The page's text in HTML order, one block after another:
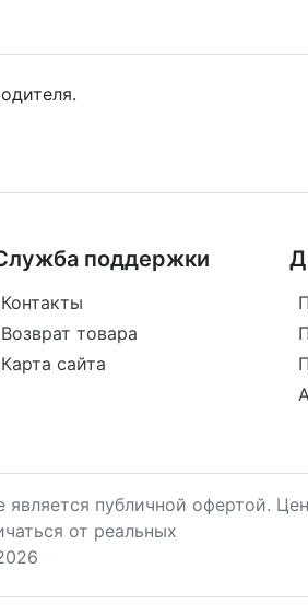
поддержки
Контакты
Возврат товара
Карта сайта
публичной офертой.
от реальных